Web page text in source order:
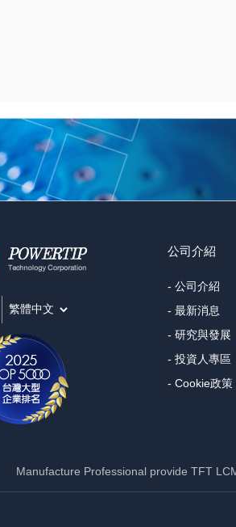
公司介紹
- 公司介紹
- 最新消息
- 研究與發展
- 投資人專區
- Cookie政策
Manufacture Professional provide TFT